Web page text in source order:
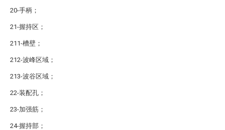
20-手柄；
21-握持区；
211-槽壁；
212-波峰区域；
213-波谷区域；
22-装配孔；
23-加强筋；
24-握持部；